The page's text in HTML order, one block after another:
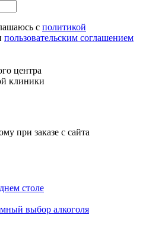
с политикой
пользовательским соглашением
клиники
при заказе с сайта
выбор алкоголя